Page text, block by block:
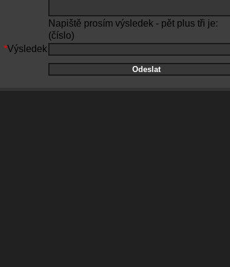
Napiště prosím výsledek - pět plus tři je:
(číslo)
*Výsledek